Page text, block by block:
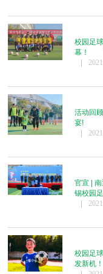
校园足
幕！
|
活动回
宴!
|
官宣 |
锡校园
|
校园足
发新机！